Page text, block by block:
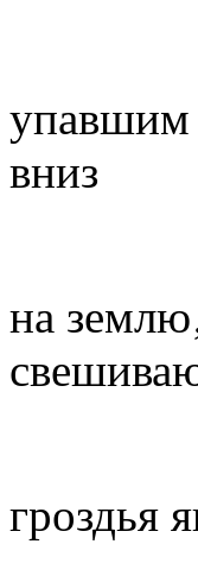
упавшим
вниз
на
гроздья